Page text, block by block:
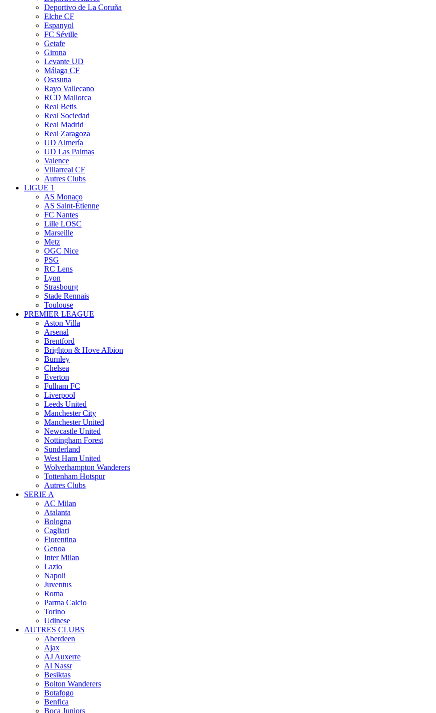
Deportivo de La Coruña
Elche CF
Espanyol
FC Séville
Getafe
Girona
Levante UD
Málaga CF
Osasuna
Rayo Vallecano
RCD Mallorca
Real Betis
Real Sociedad
Real Madrid
Real Zaragoza
UD Almería
UD Las Palmas
Valence
Villarreal CF
Autres Clubs
LIGUE 1
AS Monaco
AS Saint-Étienne
FC Nantes
Lille LOSC
Marseille
Metz
OGC Nice
PSG
RC Lens
Lyon
Strasbourg
Stade Rennais
Toulouse
PREMIER LEAGUE
Aston Villa
Arsenal
Brentford
Brighton & Hove Albion
Burnley
Chelsea
Everton
Fulham FC
Liverpool
Leeds United
Manchester City
Manchester United
Newcastle United
Nottingham Forest
Sunderland
West Ham United
Wolverhampton Wanderers
Tottenham Hotspur
Autres Clubs
SERIE A
AC Milan
Atalanta
Bologna
Cagliari
Fiorentina
Genoa
Inter Milan
Lazio
Napoli
Juventus
Roma
Parma Calcio
Torino
Udinese
AUTRES CLUBS
Aberdeen
Ajax
AJ Auxerre
Al Nassr
Besiktas
Bolton Wanderers
Botafogo
Benfica
Boca Juniors